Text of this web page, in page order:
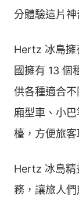
分體驗這片神
Hertz 冰島擁
國擁有 13 個
供各種適合
廂型車、小
檯，方便旅客
Hertz 冰島精
務，讓旅人們